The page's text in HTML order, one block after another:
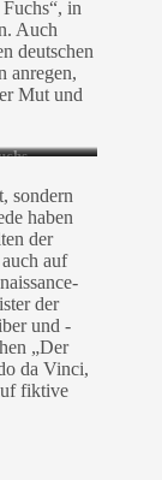
in
Auch
deutschen
anregen,
Mut und
sondern
haben
der
auf
der
und -
„Der
da Vinci,
fiktive